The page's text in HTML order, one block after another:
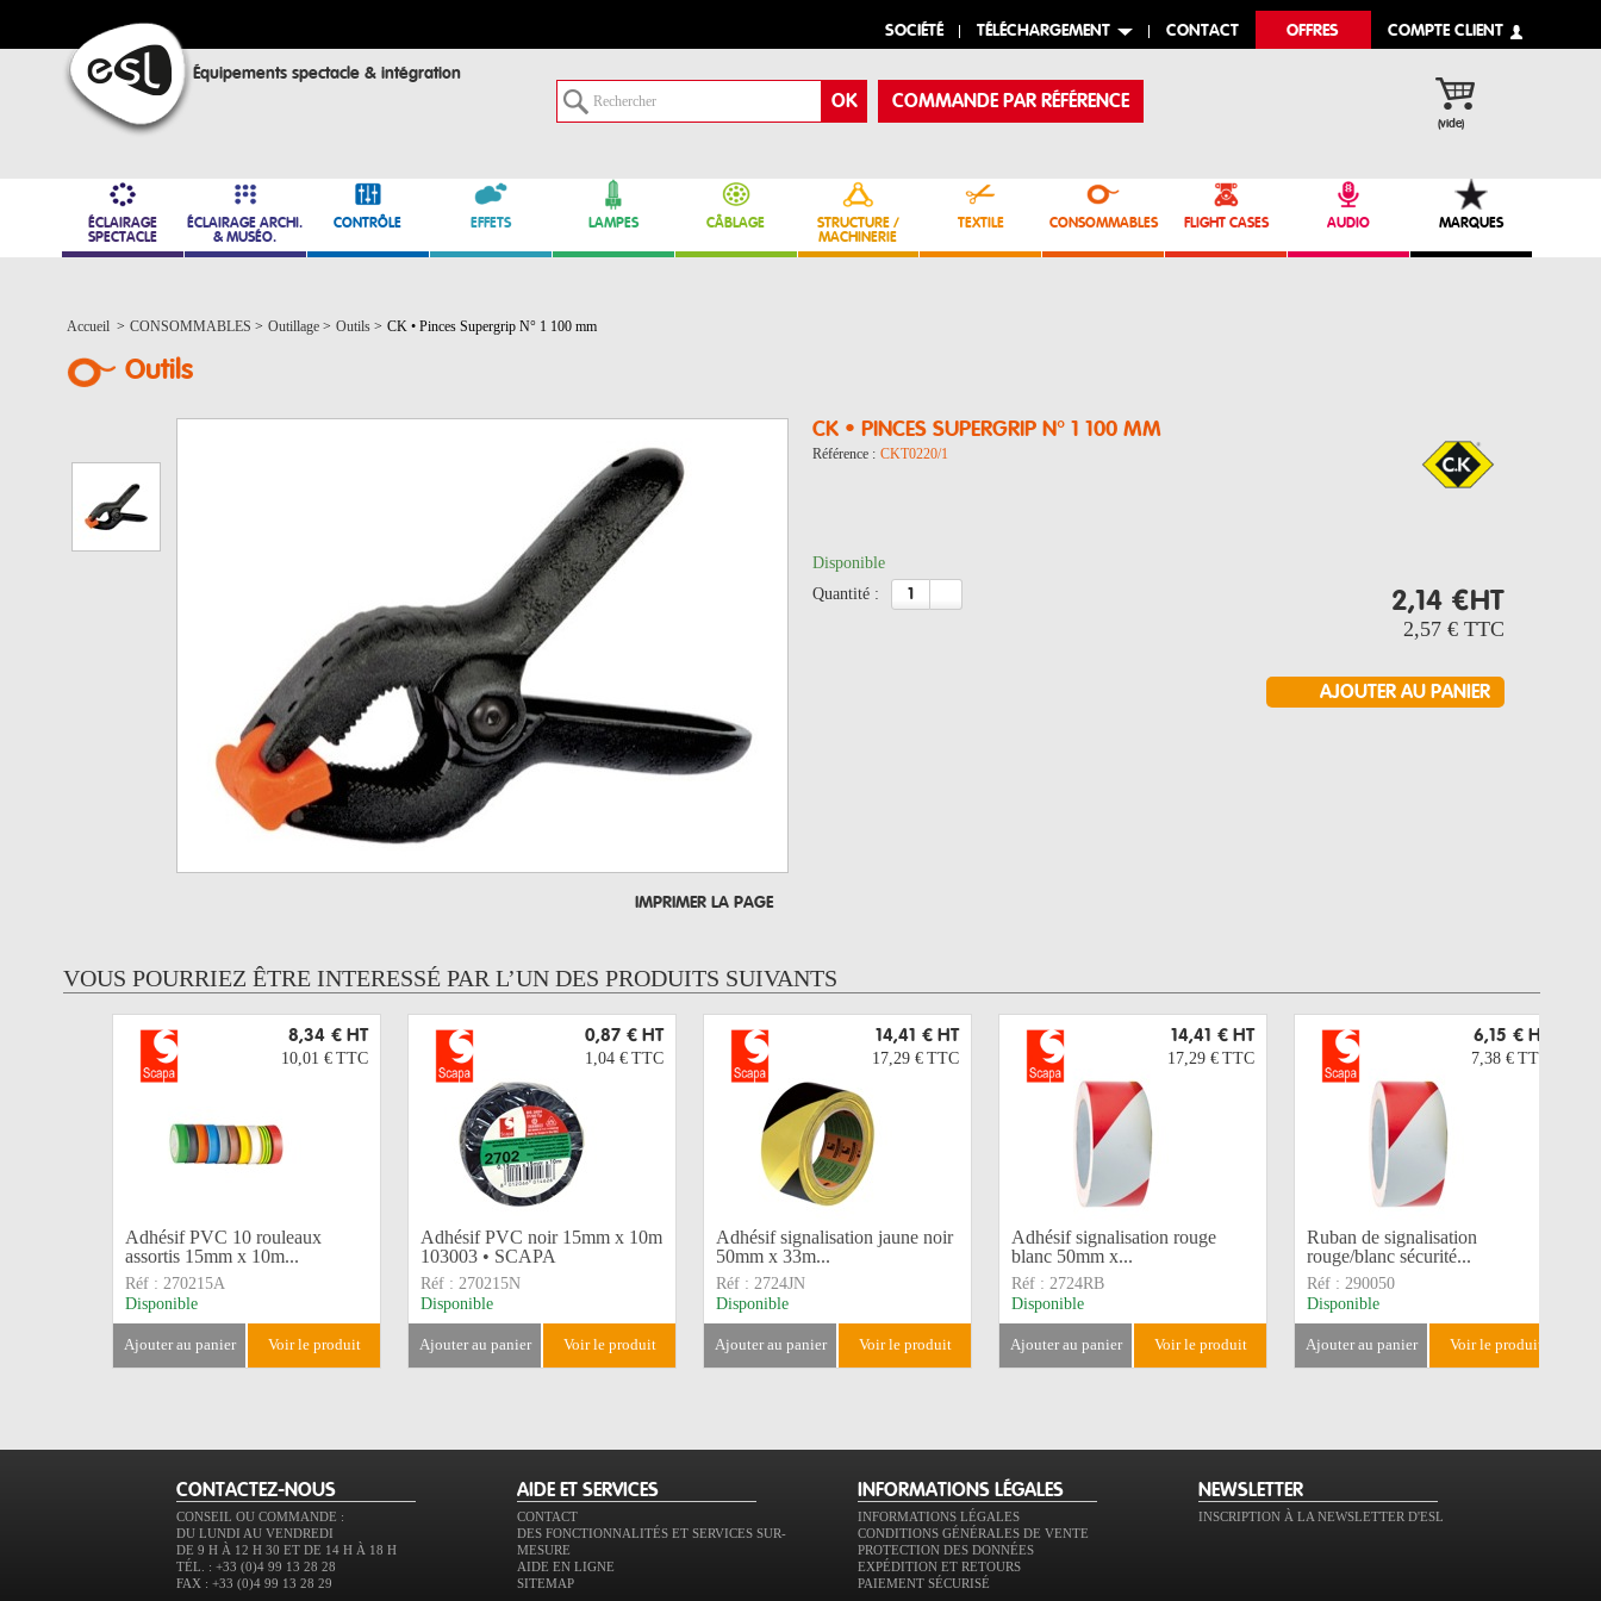
SOCIÉTÉ TÉLÉCHARGEMENT CONTACT OFFRES COMPTE CLIENT
Équipements spectacle & intégration
(vide)
COMMANDE PAR RÉFÉRENCE
ÉCLAIRAGE
SPECTACLE
ÉCLAIRAGE ARCHI.
& MUSÉO.
CONTRÔLE EFFETS LAMPES CÂBLAGE
STRUCTURE /
MACHINERIE
TEXTILE CONSOMMABLES FLIGHT CASES AUDIO MARQUES
Accueil > CONSOMMABLES > Outillage > Outils > CK • Pinces Supergrip N° 1 100 mm
Outils
IMPRIMER LA PAGE
CK • PINCES SUPERGRIP N° 1 100 MM
Référence : CKT0220/1
Disponible
quantité :
2,14 €HT
2,57 € TTC
VOUS POURRIEZ ÊTRE INTERESSÉ PAR L’UN DES PRODUITS SUIVANTS
8,34 € HT
10,01 € TTC
Adhésif PVC 10 rouleaux
assortis 15mm x 10m...
Réf : 270215A
Disponible
ajouter au panier voir le produit
0,87 € HT
1,04 € TTC
Adhésif PVC noir 15mm x 10m
103003 • SCAPA
Réf : 270215N
Disponible
ajouter au panier voir le produit
14,41 € HT
17,29 € TTC
Adhésif signalisation jaune noir
50mm x 33m...
Réf : 2724JN
Disponible
ajouter au panier voir le produit
14,41 € HT
17,29 € TTC
Adhésif signalisation rouge
blanc 50mm x...
Réf : 2724RB
Disponible
ajouter au panier voir le produit
6,15 € HT
7,38 € TTC
Ruban de signalisation
rouge/blanc sécurité...
Réf : 290050
Disponible
ajouter au panier voir le produit
CONTACTEZ-NOUS
CONSEIL OU COMMANDE :
DU LUNDI AU VENDREDI
DE 9 H À 12 H 30 ET DE 14 H À 18 H
TÉL. : +33 (0)4 99 13 28 28
FAX : +33 (0)4 99 13 28 29
AIDE ET SERVICES
CONTACT
DES FONCTIONNALITÉS ET SERVICES SUR-
MESURE
AIDE EN LIGNE
SITEMAP
INFORMATIONS LÉGALES
INFORMATIONS LÉGALES
CONDITIONS GÉNÉRALES DE VENTE
PROTECTION DES DONNÉES
EXPÉDITION ET RETOURS
PAIEMENT SÉCURISÉ
NEWSLETTER
INSCRIPTION À LA NEWSLETTER D'ESL